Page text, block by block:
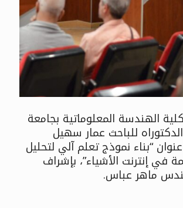
الهندسة المعلوماتية بجامعة
للباحث عمار سهيل
“بناء نموذج تعلم آلي لتحليل
في إنترنت الأشياء”، بإشراف
ماهر عباس.